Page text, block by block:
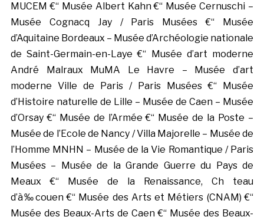
MUCEM €“ Musée Albert Kahn €“ Musée Cernuschi –
Musée Cognacq Jay / Paris Musées €“ Musée
d’Aquitaine Bordeaux – Musée d’Archéologie nationale
de Saint-Germain-en-Laye €“ Musée d’art moderne
André Malraux MuMA Le Havre – Musée d’art
moderne Ville de Paris / Paris Musées €“ Musée
d’Histoire naturelle de Lille – Musée de Caen – Musée
d’Orsay €“ Musée de l’Armée €“ Musée de la Poste –
Musée de l’Ecole de Nancy / Villa Majorelle – Musée de
l’Homme MNHN – Musée de la Vie Romantique / Paris
Musées – Musée de la Grande Guerre du Pays de
Meaux €“ Musée de la Renaissance, Ch teau
d’à‰couen €“ Musée des Arts et Métiers (CNAM) €“
Musée des Beaux-Arts de Caen €“ Musée des Beaux-